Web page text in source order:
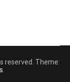
reserved. Theme: